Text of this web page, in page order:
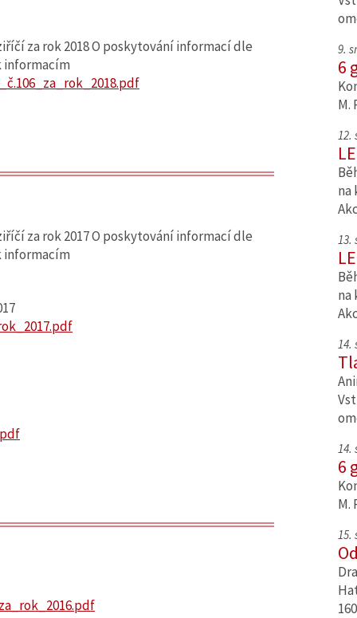
za rok 2018 O poskytování informací dle
informacím
za rok 2017 O poskytování informací dle
informacím
9.
6
M.
12.
na
13.
na
14.
14.
6
M.
15.